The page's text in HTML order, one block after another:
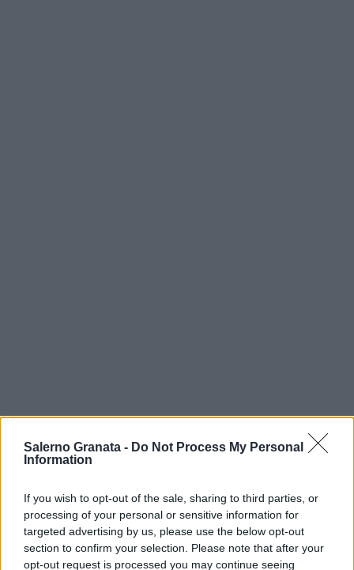
Salerno Granata - Do Not Process My Personal
Information
If you wish to opt-out of the sale, sharing to third parties, or
processing of your personal or sensitive information for
targeted advertising by us, please use the below opt-out
section to confirm your selection. Please note that after your
opt-out request is processed you may continue seeing